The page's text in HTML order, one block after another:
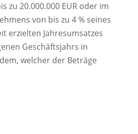
zu 20.000.000 EUR oder im
von bis zu 4 % seines
erzielten Jahresumsatzes
Geschäftsjahrs in
welcher der Beträge